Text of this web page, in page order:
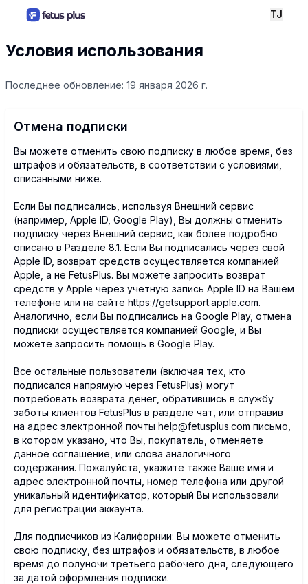
TJ
Условия использования
Последнее обновление: 19 января 2026 г.
Отмена подписки
Вы можете отменить свою подписку в любое время, без
штрафов и обязательств, в соответствии с условиями,
описанными ниже.
Если Вы подписались, используя Внешний сервис
(например, Apple ID, Google Play), Вы должны отменить
подписку через Внешний сервис, как более подробно
описано в Разделе 8.1. Если Вы подписались через свой
Apple ID, возврат средств осуществляется компанией
Apple, а не FetusPlus. Вы можете запросить возврат
средств у Apple через учетную запись Apple ID на Вашем
телефоне или на сайте https://getsupport.apple.com.
Аналогично, если Вы подписались на Google Play, отмена
подписки осуществляется компанией Google, и Вы
можете запросить помощь в Google Play.
Все остальные пользователи (включая тех, кто
подписался напрямую через FetusPlus) могут
потребовать возврата денег, обратившись в службу
заботы клиентов FetusPlus в разделе чат, или отправив
на адрес электронной почты help@fetusplus.com письмо,
в котором указано, что Вы, покупатель, отменяете
данное соглашение, или слова аналогичного
содержания. Пожалуйста, укажите также Ваше имя и
адрес электронной почты, номер телефона или другой
уникальный идентификатор, который Вы использовали
для регистрации аккаунта.
Для подписчиков из Калифорнии: Вы можете отменить
свою подписку, без штрафов и обязательств, в любое
время до полуночи третьего рабочего дня, следующего
за датой оформления подписки.